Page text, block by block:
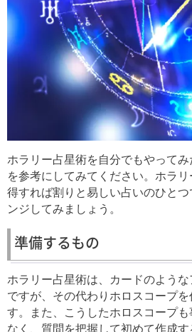
ホラリー占星術を自分でもやって
を参考にしてみてください。ホラ
得すれば割りと易しい占いのひと
ンジしてみましょう。
準備するもの
ホラリー占星術は、カードのよう
ですが、その代わりホロスコープ
す。また、こうしたホロスコープ
なく、質問を把握して初めて作成